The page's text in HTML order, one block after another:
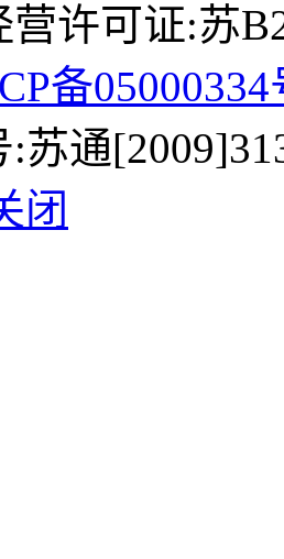
许可证:苏
备05000334
苏通
闭